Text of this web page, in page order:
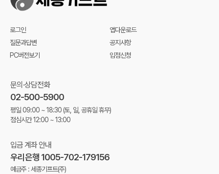
로그인
앱다운로드
질문과답변
공지사항
PC버전보기
입점신청
문의·상담전화
02-500-5900
평일 09:00 ~ 18:30(토, 일, 공휴일 휴무)
점심시간 12:00 ~ 13:00
입금 계좌 안내
우리은행 1005-702-179156
예금주 : 세종기프트(주)